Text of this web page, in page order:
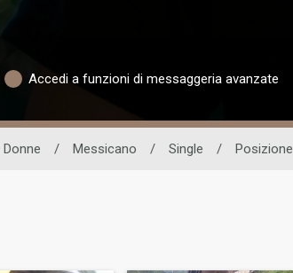
Accedi a funzioni di messaggeria avanzate
Donne / Messicano / Single / Posizione